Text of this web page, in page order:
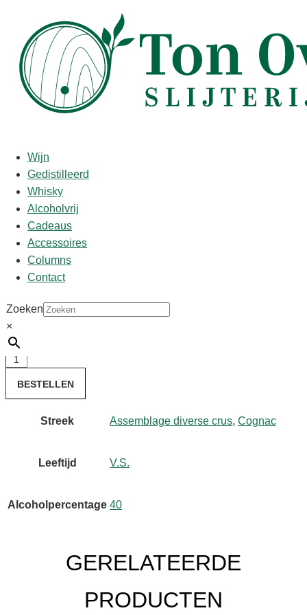
Wijn
Gedistilleerd
Whisky
Alcoholvrij
Cadeaus
Accessoires
Columns
Contact
Zoeken
×
Start/ shop / Land/ Frankrijk/ Courvoisier V.S. 0.7L
35,50
Courvoisier V.S. is een geweldige cognac die opvalt in het V.S.
segment. De cognac is een blend van Fins Bois en Petit
Champagne, die tussen de 3 en 7 jaar hebben gerijpt in
eikenhouten vaten. Voor de relatief jonge cognac heeft deze
een zeer fris en fruitige smaak met een mooie ondertoon van
eik.
Op voorraad
Courvoisier
BESTELLEN
Streek Assemblage diverse crus, Cognac
Leeftijd V.S.
Alcoholpercentage 40
GERELATEERDE
PRODUCTEN